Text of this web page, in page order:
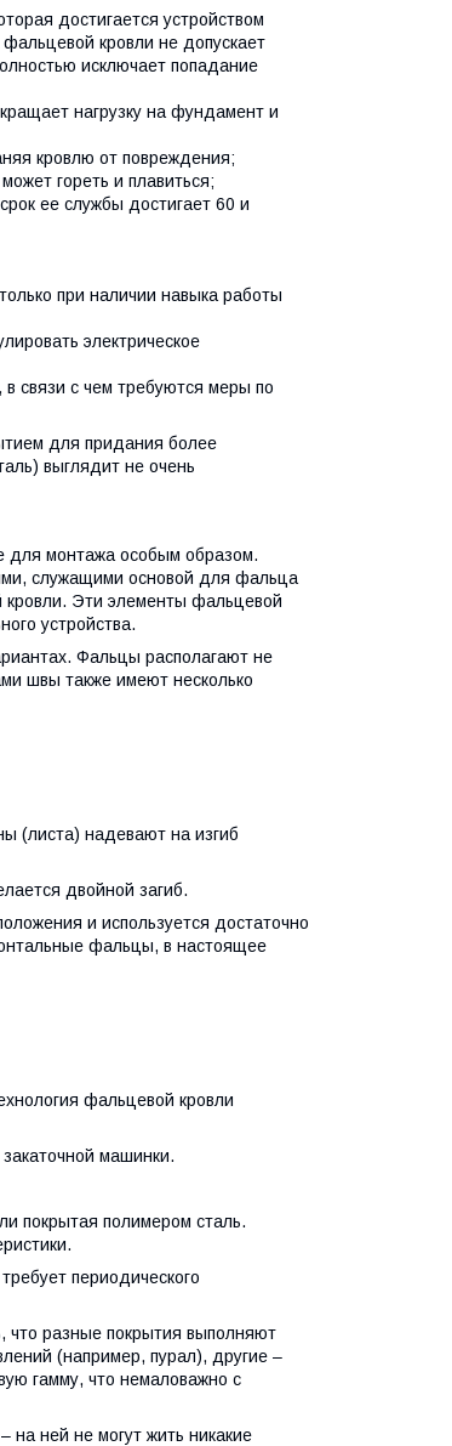
достигается устройством
кровли не допускает
исключает попадание
нагрузку на фундамент и
кровлю от повреждения;
гореть и плавиться;
ее службы достигает 60 и
при наличии навыка работы
электрическое
связи с чем требуются меры по
для придания более
выглядит не очень
для монтажа особым образом.
служащими основой для фальца
Эти элементы фальцевой
устройства.
Фальцы располагают не
швы также имеют несколько
(листа) надевают на изгиб
двойной загиб.
и используется достаточно
фальцы, в настоящее
фальцевой кровли
машинки.
покрытая полимером сталь.
периодического
что разные покрытия выполняют
(например, пурал), другие –
гамму, что немаловажно с
на ней не могут жить никакие